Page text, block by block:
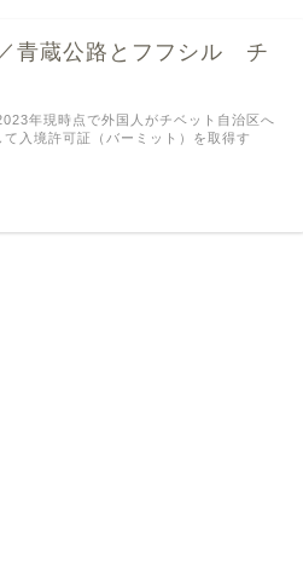
青蔵公路とフフシル チ
年現時点で外国人がチベット自治区へ
入境許可証（バーミット）を取得す